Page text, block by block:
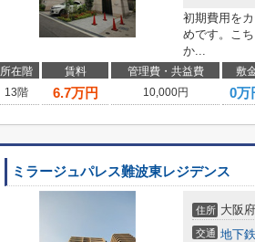
初期費用を
めです。こ
か...
所在階 賃料 管理費・共益費 敷
13階
6.7万円 10,000円 0万
ミラージュパレス難波東レジデンス
住所 大阪府
交通 地下